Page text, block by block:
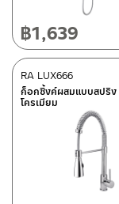
Bangkok 10120
Tel: 02-358-0080 /
After Sales
118/33 Onsirin
Tel: 080-075-2626
Operating Time
Monday – Friday
ติดต่อ ชาญไพบูลย์ /
฿1,639
ก็อกซิ้งค์ผสมแบบสปริง
โครเมียม
RA LUX666